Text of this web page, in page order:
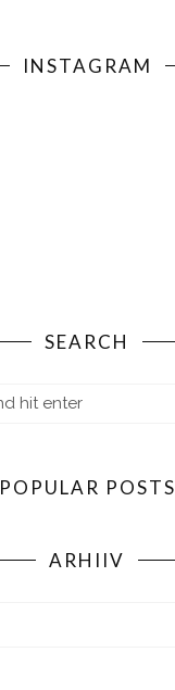
INSTAGRAM
SEARCH
POPULAR POSTS
ARHIIV